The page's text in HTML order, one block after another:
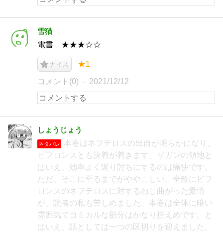
雪猫
電書 ★★★☆☆
ナイス ★1
コメント(0) 2021/12/12
しょうじょう
ネタバレ
本巻はネフテロスの出自が明らかになり、
ビフロンスとも決着が着きます。ザガンの領地と
はいえ、効率よく返り討ちにするのは痛快です。
ただ、そこに至るまでがややこしい。全般にビフ
ロンスのネフテロスに対するねじ曲がった愛情
が、読者の私も苦しめました。本巻は全体に暗い
雰囲気でコミカルな部分はかなり控えめです。と
はいえ、話としては一つの区切りを迎えました。